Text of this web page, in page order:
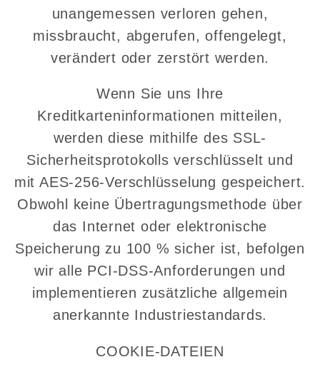
unangemessen verloren gehen,
missbraucht, abgerufen, offengelegt,
verändert oder zerstört werden.
Wenn Sie uns Ihre
Kreditkarteninformationen mitteilen,
werden diese mithilfe des SSL-
Sicherheitsprotokolls verschlüsselt und
mit AES-256-Verschlüsselung gespeichert.
Obwohl keine Übertragungsmethode über
das Internet oder elektronische
Speicherung zu 100 % sicher ist, befolgen
wir alle PCI-DSS-Anforderungen und
implementieren zusätzliche allgemein
anerkannte Industriestandards.
COOKIE-DATEIEN